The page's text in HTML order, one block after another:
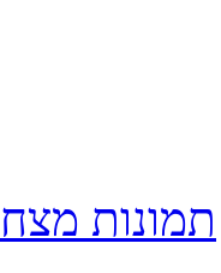
תמונות